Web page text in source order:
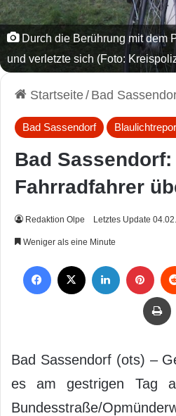
Durch die Berührung mit dem
und verletzte sich (Foto:
Startseite/ Bad
Bad Sassendorf
Bad Sassendorf:
Fahrradfahrer
Redaktion Olpe Letztes Update
Weniger als eine Minute
Bad Sassendorf (ots) –
es am gestrigen Tag
Bundesstraße/